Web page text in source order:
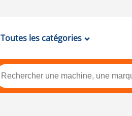
Toutes les catégories